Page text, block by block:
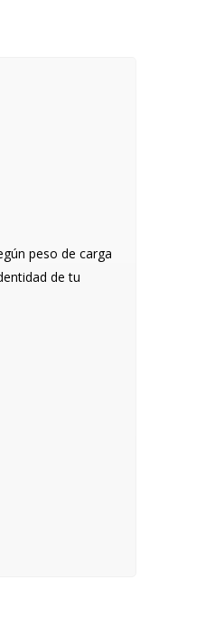
peso de carga
de tu